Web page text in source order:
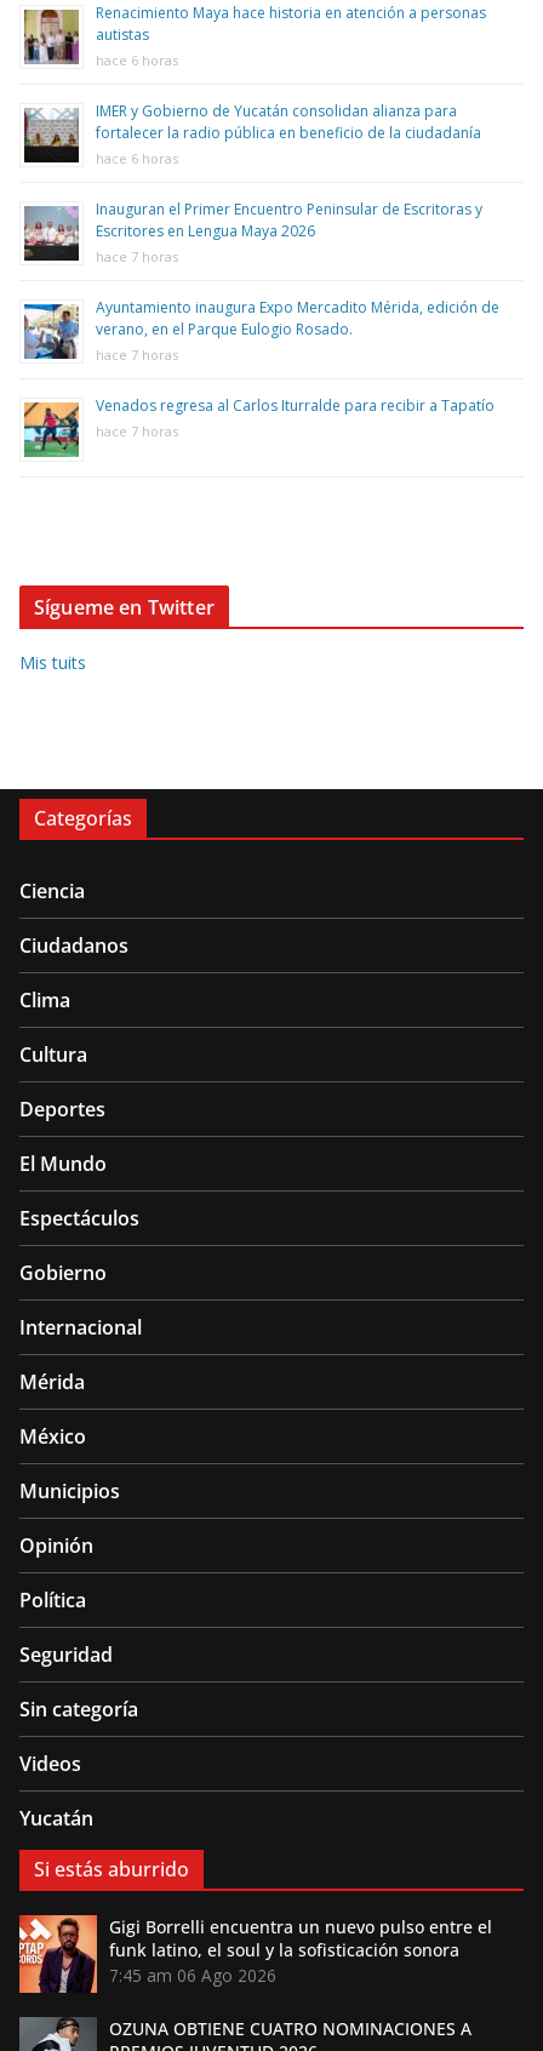
Renacimiento Maya hace historia en atención a personas
autistas
hace 6 horas
IMER y Gobierno de Yucatán consolidan alianza para
fortalecer la radio pública en beneficio de la ciudadanía
hace 6 horas
Inauguran el Primer Encuentro Peninsular de Escritoras y
Escritores en Lengua Maya 2026
hace 7 horas
Ayuntamiento inaugura Expo Mercadito Mérida, edición de
verano, en el Parque Eulogio Rosado.
hace 7 horas
Venados regresa al Carlos Iturralde para recibir a Tapatío
hace 7 horas
Sígueme en Twitter
Mis tuits
Categorías
Ciencia
Ciudadanos
Clima
Cultura
Deportes
El Mundo
Espectáculos
Gobierno
Internacional
Mérida
México
Municipios
Opinión
Política
Seguridad
Sin categoría
Videos
Yucatán
Si estás aburrido
Gigi Borrelli encuentra un nuevo pulso entre el
funk latino, el soul y la sofisticación sonora
7:45 am 06 Ago 2026
OZUNA OBTIENE CUATRO NOMINACIONES A